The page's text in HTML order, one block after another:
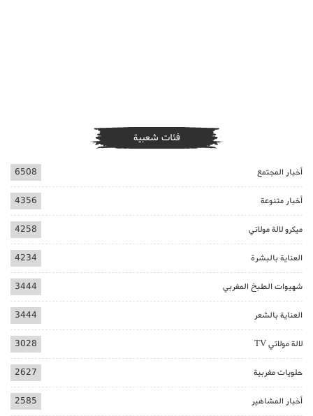
فئات شعبية
أخبار المجتمع 6508
أخبار متنوعة 4356
ميكرو لالة مولاتي 4258
العناية بالبشرة 4234
شهيوات الطبخ المغربي 3444
العناية بالشعر 3444
لالة مولاتي TV 3028
حلويات مغربية 2627
أخبار المشاهير 2585